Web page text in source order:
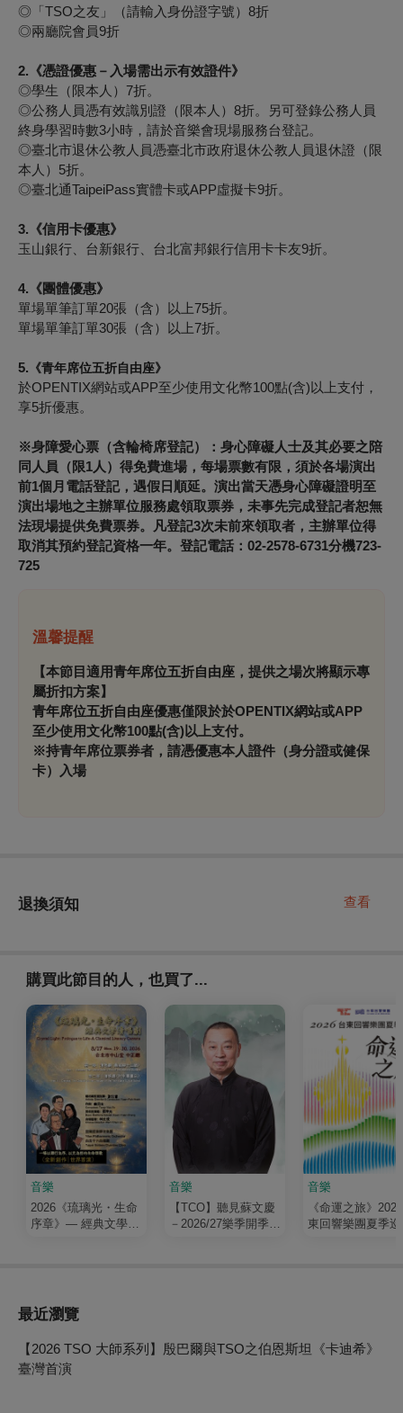
◎ 「TSO之友」（請輸入身份證字號） 8折
◎兩廳院會員9折
2. 《憑證優惠－ 入場需出示有效證件》
◎學生（限本人）7折。
◎公務人員憑有效識別證（限本人）8折。另可登錄公務人員
終身學習時數3小時，請於音樂會現場服務台登記。
◎臺北市退休公教人員憑臺北市政府退休公教人員退休證（限
本人）5折。
◎臺北通TaipeiPass實體卡或APP虛擬卡9折。
3. 《信用卡優惠》
玉山銀行、台新銀行、台北富邦銀行信用卡卡友9折。
4. 《團體優惠》
單場單筆訂單20張（含）以上75折。
單場單筆訂單30張（含）以上7折。
5. 《青年席位五折自由座》
於OPENTIX網站或APP至少使用文化幣100點(含)以上支付 ，
享5折優惠。
※身障愛心票（含輪椅席登記）：身心障礙人士及其必要之陪
同人員（限1人）得免費進場，每場票數有限，須於各場演出
前1個月電話登記，遇假日順延。演出當天憑身心障礙證明至
演出場地之主辦單位服務處領取票券，未事先完成登記者恕無
法現場提供免費票券。凡登記3次未前來領取者，主辦單位得
取消其預約登記資格一年。登記電話：02-2578-6731分機723-
725
溫馨提醒
【本節目適用青年席位五折自由座 ，提供之場次將顯示專
屬折扣方案】
青年席位五折自由座優惠僅限於於OPENTIX網站或APP
至少使用文化幣100點(含)以上支付。
※持青年席位票券者，請憑優惠本人證件（身分證或健保
卡）入場
退換須知 查看
購買此節目的人，也買了...
音樂
2026《琉璃光・生命
序章》— 經典文學清
音樂
【TCO】聽見蘇文慶
－2026/27樂季開季音
音樂
《命運之旅》
東回響樂團夏季巡
最近瀏覽
【2026 TSO 大師系列】殷巴爾與TSO之伯恩斯坦《卡迪希》
臺灣首演